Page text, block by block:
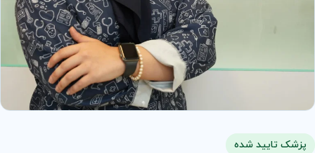
پزشک تایید شده